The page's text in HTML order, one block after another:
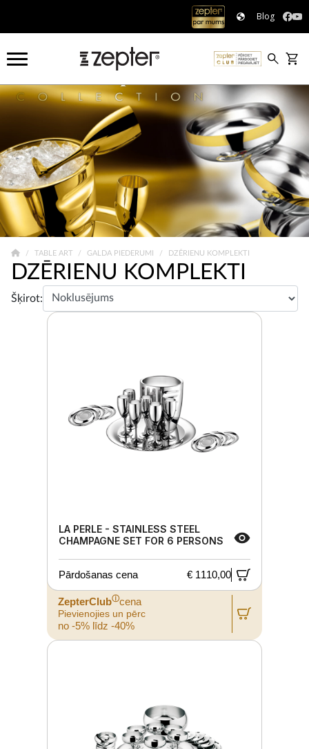
Blog
TABLE ART GALDA PIEDERUMI DZĒRIENU KOMPLEKTI
DZĒRIENU KOMPLEKTI
Šķirot:
LA PERLE - STAINLESS STEEL
CHAMPAGNE SET FOR 6 PERSONS
Pārdošanas cena € 1110,00
ZepterClubⓘcena
Pievienojies un pērc
no -5% līdz -40%